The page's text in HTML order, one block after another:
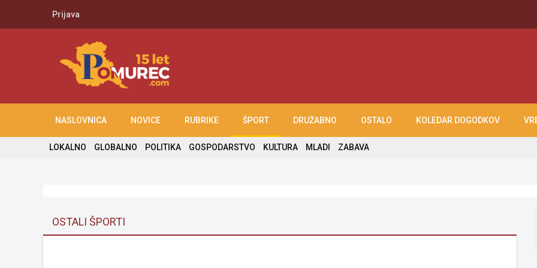
Prijava
NASLOVNICA NOVICE RUBRIKE ŠPORT DRUŽABNO OSTALO KOLEDAR DOGODKOV
LOKALNO GLOBALNO POLITIKA GOSPODARSTVO KULTURA MLADI ZABAVA
OSTALI ŠPORTI